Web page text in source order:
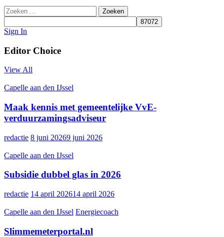
Zoeken
naar:
Sign In
Editor Choice
View All
Capelle aan den IJssel
Maak kennis met gemeentelijke VvE-
verduurzamingsadviseur
redactie 8 juni 20269 juni 2026
Capelle aan den IJssel
Subsidie dubbel glas in 2026
redactie 14 april 202614 april 2026
Capelle aan den IJssel Energiecoach
Slimmemeterportal.nl